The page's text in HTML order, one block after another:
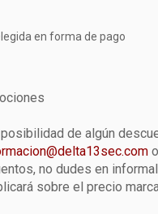
en forma de pago
de algún
no dudes en
sobre el precio